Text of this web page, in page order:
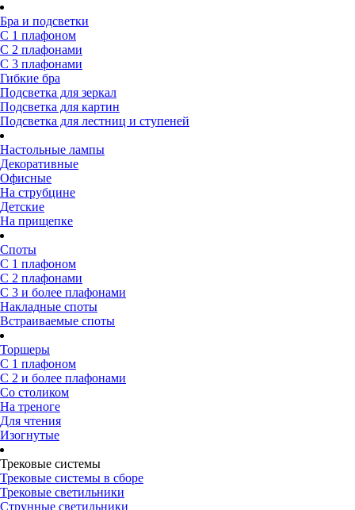
Бра и подсветки
С 1 плафоном
С 2 плафонами
С 3 плафонами
Гибкие бра
Подсветка для зеркал
Подсветка для картин
Подсветка для лестниц и ступеней
Настольные лампы
Декоративные
Офисные
На струбцине
Детские
На прищепке
Споты
С 1 плафоном
С 2 плафонами
С 3 и более плафонами
Накладные споты
Встраиваемые споты
Торшеры
С 1 плафоном
С 2 и более плафонами
Со столиком
На треноге
Для чтения
Изогнутые
Трековые системы
Трековые системы в сборе
Трековые светильники
Струнные светильники